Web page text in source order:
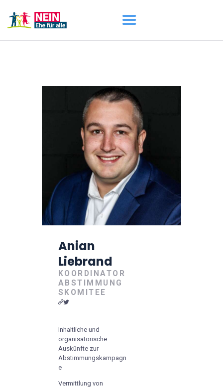
DARUM GEHT ES
ÜBER UNS
DOWNLOADS
Anian
Liebrand
KOORDINATOR
ABSTIMMUNG
SKOMITEE
Inhaltliche und
organisatorische
Auskünfte zur
Abstimmungskampagn
e
Vermittlung von